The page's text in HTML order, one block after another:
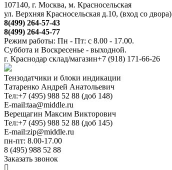
107140, г. Москва, м. Красносельская
ул. Верхняя Красносельская д.10, (вход со двора)
8(499) 264-57-43
8(499) 264-45-77
Режим работы: Пн - Пт: с 8.00 - 17.00.
Суббота и Воскресенье - выходной.
г. Краснодар склад/магазин+7 (918) 171-66-26
Тензодатчики и блоки индикации
Татаренко Андрей Анатольевич
Тел:+7 (495) 988 52 88 (доб 148)
E-mail:taa@middle.ru
Верещагин Максим Викторович
Тел:+7 (495) 988 52 88 (доб 145)
E-mail:zip@middle.ru
пн-пт: 8.00-17.00
8 (495) 988 52 88
Заказать звонок